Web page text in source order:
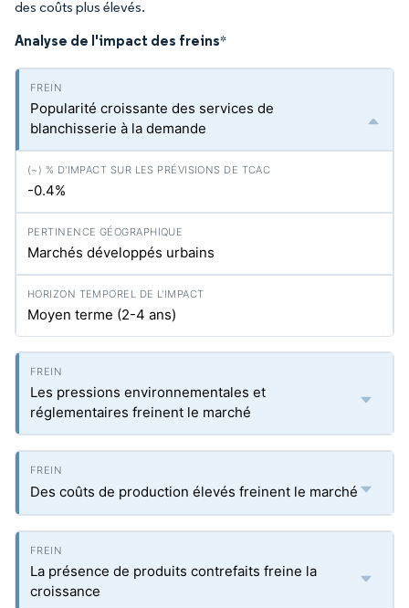
des coûts plus élevés.
Analyse de l'impact des freins*
Popularité croissante des services de
blanchisserie à la demande
-0.4%
Marchés développés urbains
Moyen terme (2-4 ans)
Les pressions environnementales et
réglementaires freinent le marché
Des coûts de production élevés freinent le marché
La présence de produits contrefaits freine la
croissance